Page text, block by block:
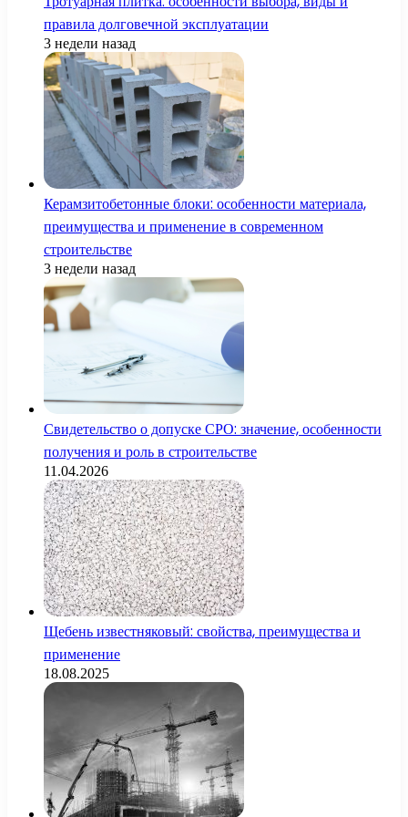
правила долговечной эксплуатации
3 недели назад
Керамзитобетонные блоки: особенности материала,
преимущества и применение в современном
строительстве
3 недели назад
Свидетельство о допуске СРО: значение, особенности
получения и роль в строительстве
11.04.2026
Щебень известняковый: свойства, преимущества и
применение
18.08.2025